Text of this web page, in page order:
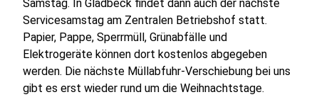
Samstag. In Gladbeck findet dann auch der nächste
Servicesamstag am Zentralen Betriebshof statt.
Papier, Pappe, Sperrmüll, Grünabfälle und
Elektrogeräte können dort kostenlos abgegeben
werden. Die nächste Müllabfuhr-Verschiebung bei uns
gibt es erst wieder rund um die Weihnachtstage.